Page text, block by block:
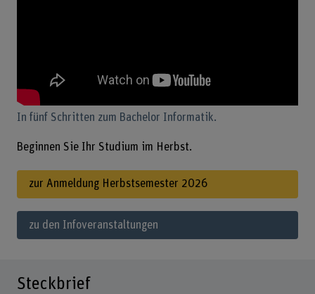
In fünf Schritten zum Bachelor Informatik.
Beginnen Sie Ihr Studium im Herbst.
zur Anmeldung Herbstsemester 2026
zu den Infoveranstaltungen
Steckbrief